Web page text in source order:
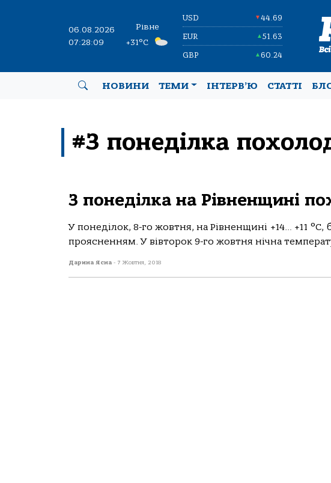
06.08.2026
07:28:09
Рівне
+31°C
USD ▼44.69
EUR ▲51.63
GBP ▲60.24
НОВИНИ ТЕМИ ІНТЕРВ’Ю СТАТТІ
#З понеділка
З понеділка на Рівненщині
У понеділок, 8-го жовтня, на Рівненщині +14… +11 °C,
проясненням. У вівторок 9-го жовтня нічна
Дарина Ясна - 7 Жовтня, 2018